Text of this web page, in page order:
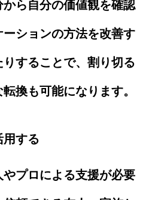
ら自分の価値観を確認
ーションの方法を改善す
することで、割り切る
換も可能になります。
用する
プロによる支援が必要